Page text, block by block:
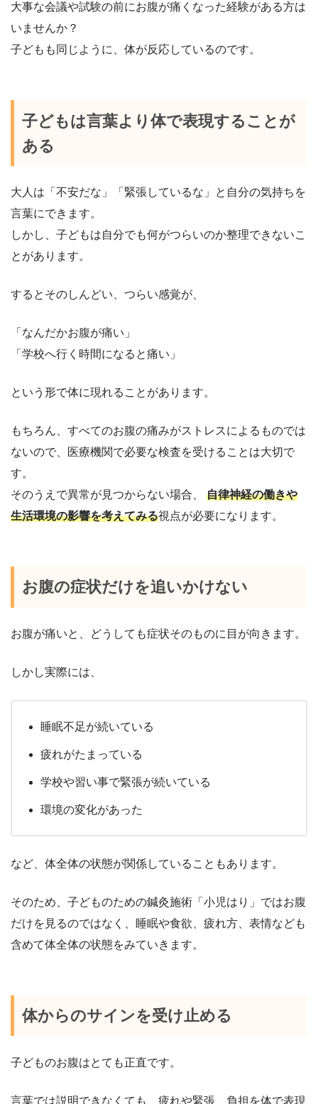
大事な会議や試験の前にお腹が痛くなった経験がある方は
いませんか？
子どもも同じように、体が反応しているのです。
子どもは言葉より体で表現することが
ある
大人は「不安だな」「緊張しているな」と自分の気持ちを
言葉にできます。
しかし、子どもは自分でも何がつらいのか整理できないこ
とがあります。
するとそのしんどい、つらい感覚が、
「なんだかお腹が痛い」
「学校へ行く時間になると痛い」
という形で体に現れることがあります。
もちろん、すべてのお腹の痛みがストレスによるものでは
ないので、医療機関で必要な検査を受けることは大切で
す。
そのうえで異常が見つからない場合、
自律神経の働きや
生活環境の影響を考えてみる視点が必要になります。
お腹の症状だけを追いかけない
お腹が痛いと、どうしても症状そのものに目が向きます。
しかし実際には、
睡眠不足が続いている
疲れがたまっている
学校や習い事で緊張が続いている
環境の変化があった
など、体全体の状態が関係していることもあります。
そのため、子どものための鍼灸施術「小児はり」ではお腹
だけを見るのではなく、睡眠や食欲、疲れ方、表情なども
含めて体全体の状態をみていきます。
体からのサインを受け止める
子どものお腹はとても正直です。
言葉では説明できなくても、疲れや緊張、負担を体で表現